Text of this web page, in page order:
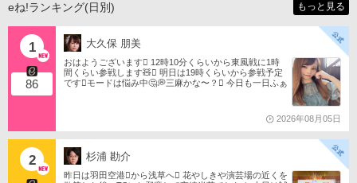
eね!ランキング(日別) もっと見る
1
86
大久保 朋美
おはようございます󾀀️ 12時10分くらいから東風戦に1時
間くらい参戦します🧸󾬏 明日は19時くらいから参戦予定
です󾭨️モードは悩み中🤔💭三麻かな〜？󾠋️ 今日も一日ふぁ
2026年08月05日
2 杉浦 勘介
昨日は羽田空港󾟩️から浅草へ󾟠 花やしきや演芸場の近くを